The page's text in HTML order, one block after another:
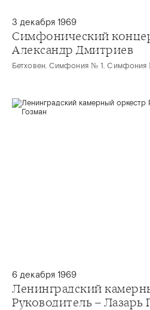
3 декабря 1969
Симфонический
Александр Дмитриев
Бетховен. Симфония № 1. Симфония
6 декабря 1969
Ленинградский
Руководитель – Лазарь